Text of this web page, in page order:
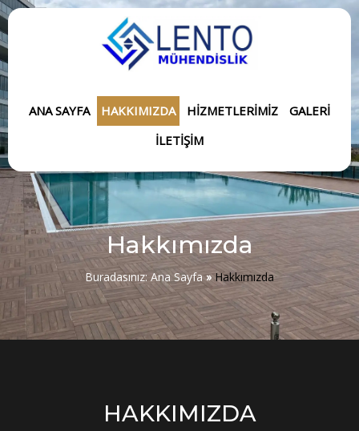
ANA SAYFA HAKKIMIZDA HIZMETLERIMIZ
GALERI
İLETIŞIM
Hakkımızda
Buradasınız: Ana Sayfa»Hakkımızda
HAKKIMIZDA